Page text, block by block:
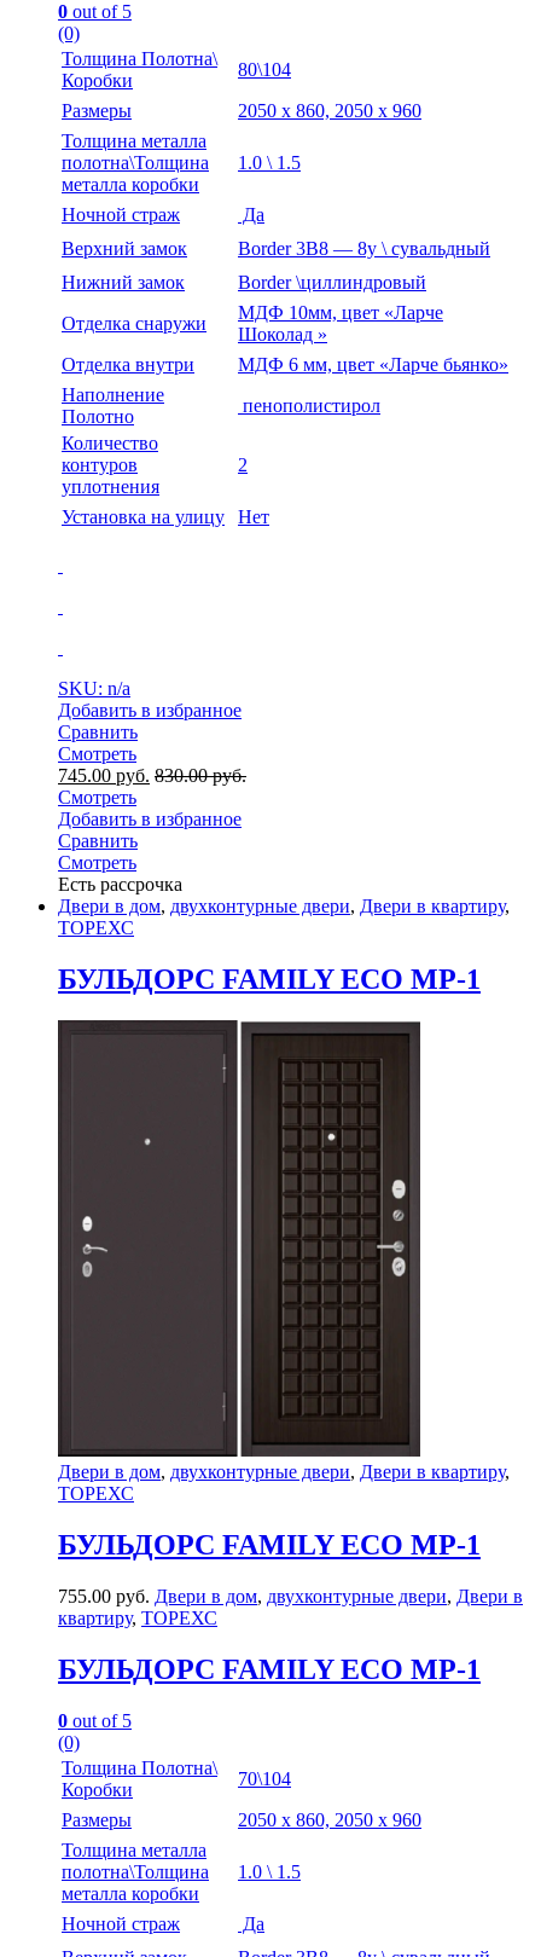
0 out of 5
(0)
Толщина Полотна\
Коробки
80\104
Размеры
2050 х 860, 2050 х 960
Толщина металла
полотна\Толщина
металла коробки
1.0 \ 1.5
Ночной страж
Да
Верхний замок
Border 3В8 — 8у \ сувальдный
Нижний замок
Border \циллиндровый
Отделка снаружи
МДФ 10мм, цвет «Ларче
Шоколад »
Отделка внутри
МДФ 6 мм, цвет «Ларче бьянко»
Наполнение
Полотно
пенополистирол
Количество
контуров
уплотнения
2
Установка на улицу Нет
SKU: n/a
Добавить в избранное
Сравнить
Смотреть
745.00 руб. 830.00руб.
Смотреть
Добавить в избранное
Сравнить
Смотреть
Есть рассрочка
Двери в дом, двухконтурные двери, Двери в квартиру,
ТОРЕХС
БУЛЬДОРС FAMILY ECO MP-1
Двери в дом, двухконтурные двери, Двери в квартиру,
ТОРЕХС
БУЛЬДОРС FAMILY ECO MP-1
755.00 руб. Двери в дом, двухконтурные двери, Двери в
квартиру, ТОРЕХС
БУЛЬДОРС FAMILY ECO MP-1
0 out of 5
(0)
Толщина Полотна\
Коробки
70\104
Размеры
2050 х 860, 2050 х 960
Толщина металла
полотна\Толщина
металла коробки
1.0 \ 1.5
Ночной страж
Да